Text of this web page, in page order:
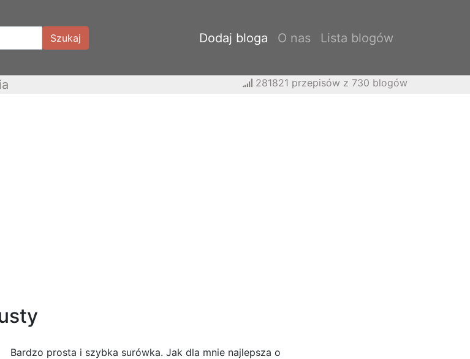
Szukaj Dodaj bloga O nas Lista blogów
281821 przepisów z 730 blogów
Bardzo prosta i szybka surówka. Jak dla mnie najlepsza o